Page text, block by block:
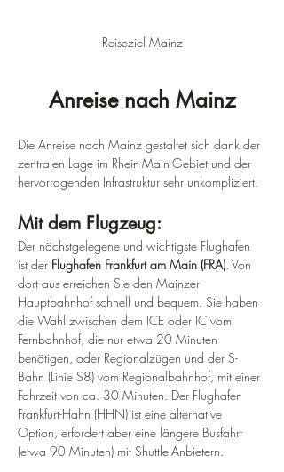
Reiseziel Mainz
Anreise nach Mainz
Die Anreise nach Mainz gestaltet sich dank der
zentralen Lage im Rhein-Main-Gebiet und der
hervorragenden Infrastruktur sehr unkompliziert.
Mit dem Flugzeug:
Der nächstgelegene und wichtigste Flughafen
ist der Flughafen Frankfurt am Main (FRA) . Von
dort aus erreichen Sie den Mainzer
Hauptbahnhof schnell und bequem. Sie haben
die Wahl zwischen dem ICE oder IC vom
Fernbahnhof, die nur etwa 20 Minuten
benötigen, oder Regionalzügen und der S-
Bahn (Linie S8) vom Regionalbahnhof, mit einer
Fahrzeit von ca. 30 Minuten. Der Flughafen
Frankfurt-Hahn (HHN) ist eine alternative
Option, erfordert aber eine längere Busfahrt
(etwa 90 Minuten) mit Shuttle-Anbietern.